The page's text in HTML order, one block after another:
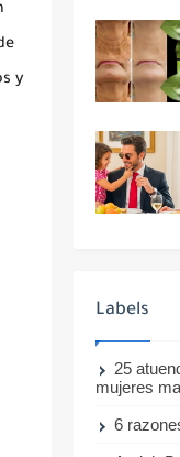
y
Labels
25
mujeres
6